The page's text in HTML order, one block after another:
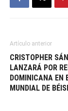
Artículo anterior
CRISTOPHER
LANZARÁ POR
DOMINICANA EN
MUNDIAL DE